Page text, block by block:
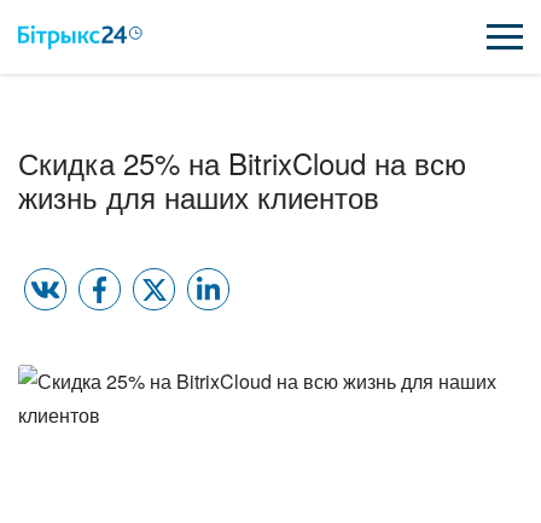
ЦЕНЫ
ВНЕДРЕНИЕ
ПОДДЕРЖКА
Скидка 25% на BitrixCloud на всю
жизнь для наших клиентов